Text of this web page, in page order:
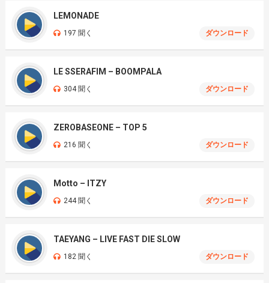
LEMONADE
197 聞く ダウンロード
LE SSERAFIM – BOOMPALA
304 聞く ダウンロード
ZEROBASEONE – TOP 5
216 聞く ダウンロード
Motto – ITZY
244 聞く ダウンロード
TAEYANG – LIVE FAST DIE SLOW
182 聞く ダウンロード